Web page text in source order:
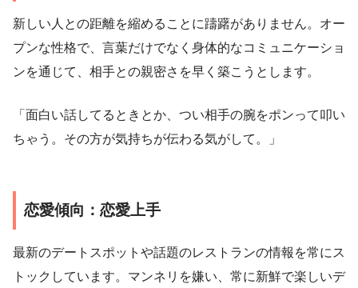
新しい人との距離を縮めることに躊躇がありません。オー
プンな性格で、言葉だけでなく身体的なコミュニケーショ
ンを通じて、相手との親密さを早く築こうとします。
「面白い話してるときとか、つい相手の腕をポンって叩い
ちゃう。その方が気持ちが伝わる気がして。」
恋愛傾向：恋愛上手
最新のデートスポットや話題のレストランの情報を常にス
トックしています。マンネリを嫌い、常に新鮮で楽しいデ